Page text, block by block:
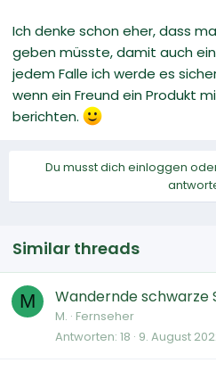
Ich denke schon eher, dass
geben müsste, damit auch
jedem Falle ich werde es
wenn ein Freund ein Produkt
berichten.
Du musst dich einloggen
Similar threads
M Wandernde schwarze
M. Fernseher
Antworten 18 9. August